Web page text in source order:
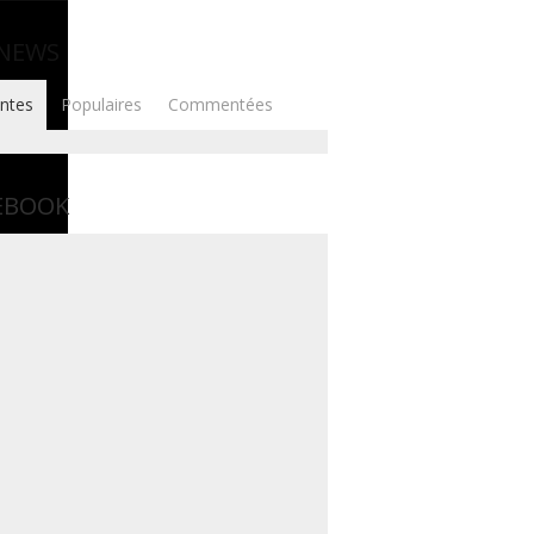
Populaires Commentées